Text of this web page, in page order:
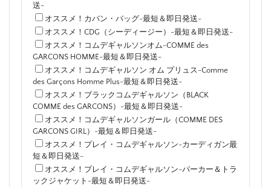
送-
オススメ！カバン・バッグ-最短＆即日発送-
オススメ！CDG（シーディージー）-最短＆即日発送-
オススメ！コムデギャルソンオム-COMME des
GARCONS HOMME-最短＆即日発送-
オススメ！コムデギャルソン オム プリュス-Comme
des Garçons Homme Plus-最短＆即日発送-
オススメ！ブラックコムデギャルソン（BLACK
COMME des GARCONS）-最短＆即日発送-
オススメ！コムデギャルソンガール（COMME DES
GARCONS GIRL）-最短＆即日発送-
オススメ！プレイ・コムデギャルソン-カーディガン最
短＆即日発送-
オススメ！プレイ・コムデギャルソン-パーカー＆トラ
ックジャケット-最短＆即日発送-